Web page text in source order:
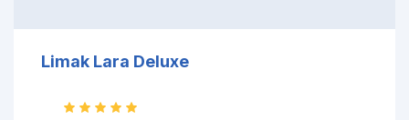
Limak Lara Deluxe